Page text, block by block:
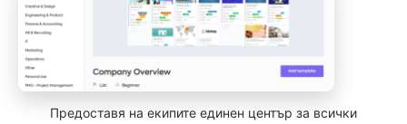
Предоставя на екипите единен център за всички